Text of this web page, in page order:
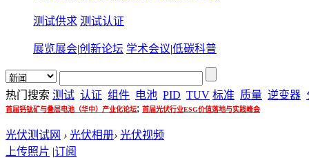
测试供求 测试认证
展览展会|创新论坛 学术会议|低碳科普
热门搜索 测试 认证 组件 电池 PID TUV 标准 质量 逆变器
首届钙钛矿与叠层电池（华中）产业化论坛; 首届光伏行业ESG价值落地与实践峰会
光伏测试网 › 光伏相册› 光伏视频
上传照片 |订阅